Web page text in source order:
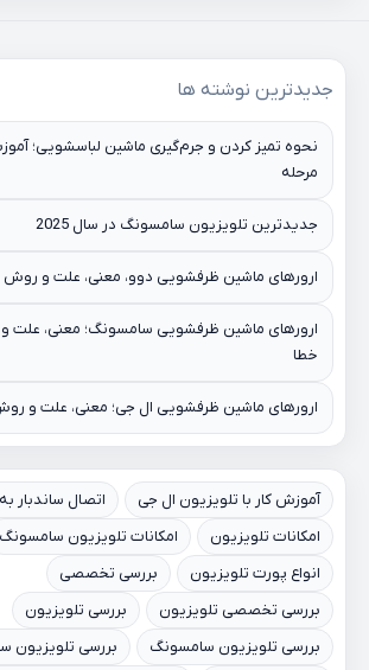
جدیدترین نوشته ها
نحوه تمیز کردن و جرم‌گیری ماشین لباسشویی؛
مرحله
جدیدترین تلویزیون سامسونگ در سال 2025
ارورهای ماشین ظرفشویی دوو، معنی، علت و
ارورهای ماشین ظرفشویی سامسونگ؛ معنی، علت
خطا
ارورهای ماشین ظرفشویی ال جی؛ معنی، علت و
آموزش کار با تلویزیون ال جی
اتصال ساندبار
امکانات تلویزیون
امکانات تلویزیون سامسونگ
انواع پورت تلویزیون
بررسی تخصصی
بررسی تخصصی تلویزیون
بررسی تلویزیون
بررسی تلویزیون سامسونگ
بررسی تلویزیون